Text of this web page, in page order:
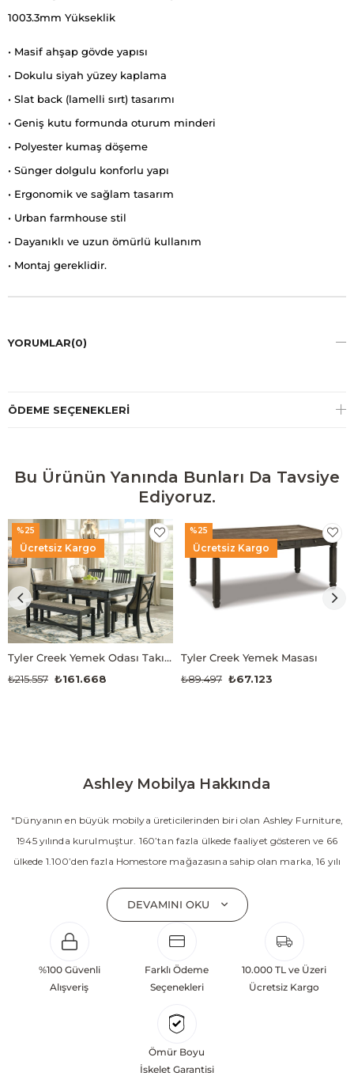
1003.3mm Yükseklik
• Masif ahşap gövde yapısı
• Dokulu siyah yüzey kaplama
• Slat back (lamelli sırt) tasarımı
• Geniş kutu formunda oturum minderi
• Polyester kumaş döşeme
• Sünger dolgulu konforlu yapı
• Ergonomik ve sağlam tasarım
• Urban farmhouse stil
• Dayanıklı ve uzun ömürlü kullanım
• Montaj gereklidir.
YORUMLAR(0)
ÖDEME SEÇENEKLERI
Bu Ürünün Yanında Bunları Da Tavsiye
Ediyoruz.
Tyler Creek Yemek Odası Takımı
₺161.668
₺215.557
Ücretsiz Kargo
%25
Tyler Creek Yemek Masası
₺67.123
₺89.497
Ücretsiz Kargo
%25
Ashley Mobilya Hakkında
"Dünyanın en büyük mobilya üreticilerinden biri olan Ashley Furniture,
1945 yılında kurulmuştur. 160’tan fazla ülkede faaliyet gösteren ve 66
ülkede 1.100’den fazla Homestore mağazasına sahip olan marka, 16 yılı
yatak odası, oturma odası, yemek odası, home ofis ve ev dekorasyon
aksesuarları dahil olmak üzere 20’den fazla ürün kategorisinde geniş bir
koleksiyon sunmaktadır. Sabit ve hareketli koltuklar, yataklar, bahçe
mobilyaları ve demonte ürün grupları ile ürün yelpazesini sürekli
geliştiren Ashley, güçlü ve verimli global altyapısı sayesinde dünya
başarılarına değil, aynı zamanda gelecekte yaratacağı değerlere
odaklanarak sürekli gelişimi temel yaklaşım olarak benimsemektedir.
Türkiye’deki yatırımları kapsamında, Kayseri Serbest Bölgesi’nde 100
DEVAMINI OKU
%100 Güvenli
Alışveriş
Farklı Ödeme
Seçenekleri
10.000 TL ve Üzeri
Ücretsiz Kargo
Ömür Boyu
İskelet Garantisi